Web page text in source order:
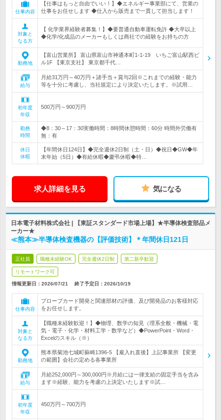
仕事内容
【仕事はもっと自由でいい！】◆エネルギー事業部にて、営業の
仕事をお任せします ◆仕入から販売まで一貫して担当します！
対象と
なる方
【 化学業界経験者募集！】◆要普通自動車運転免許 ◆大卒以上
◆化学/化成品のメーカーもしくは商社での経験をお持ちの方
勤務地
【富山営業所】 富山県富山市神通本町1-1-19 いちご富山駅西ビ
ル1F 【東京支社】 東京都千代…
給与
月給31万円～40万円＋諸手当＋賞与2回※これまでの経験・能力
等を十分に考慮し、当社規定により決定いたします。※試用…
初年度
年収
500万円～900万円
勤務
時間
◆8：30～17：30実働時間：8時間休憩時間：60分 時間外労働有
無：有
休日
休暇
【年間休日124日】◆完全週休2日制（土・日）◆祝日◆GW◆年
末年始（5日）◆有給休暇◆慶弔休暇◆特…
求人詳細を見る 気になる
日本電子材料株式会社 | 【東証スタンダード市場上場】★半導体検査部品メ
ーカー★
≪熊本≫半導体検査機器の【評価技術】＊年間休日121日
正社員 職種未経験OK 完全週休2日制 第二新卒歓迎
リモートワーク可
情報更新日：2026/07/21 終了予定日： 2026/10/19
仕事内容
プローブカード開発と関連部材の評価、及び開発品のお客様対応
をお任せします。
対象と
なる方
【職種未経験歓迎！】◆物理、数学の知見（理系全般・機械・電
気・電子・化学・材料工学・数学など）◆PowerPoint・Word・
Excelのスキル（※）
勤務地
熊本県菊池七城町蘇崎1396-5 【雇入れ直後】上記事業所 【変更
の範囲】会社の定める各事業所
給与
月給252,000円～300,000円※月給には一律支給の固定手当を含み
ます※経験、能力を考慮の上決定いたします※試…
初年度
年収
450万円～700万円